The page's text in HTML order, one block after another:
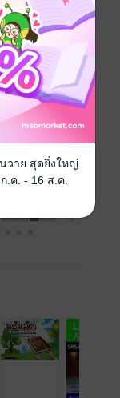
ฤษภาคม 2559
25 บาท
วาย สุดยิ่งใหญ่
.ค. - 16 ส.ค.